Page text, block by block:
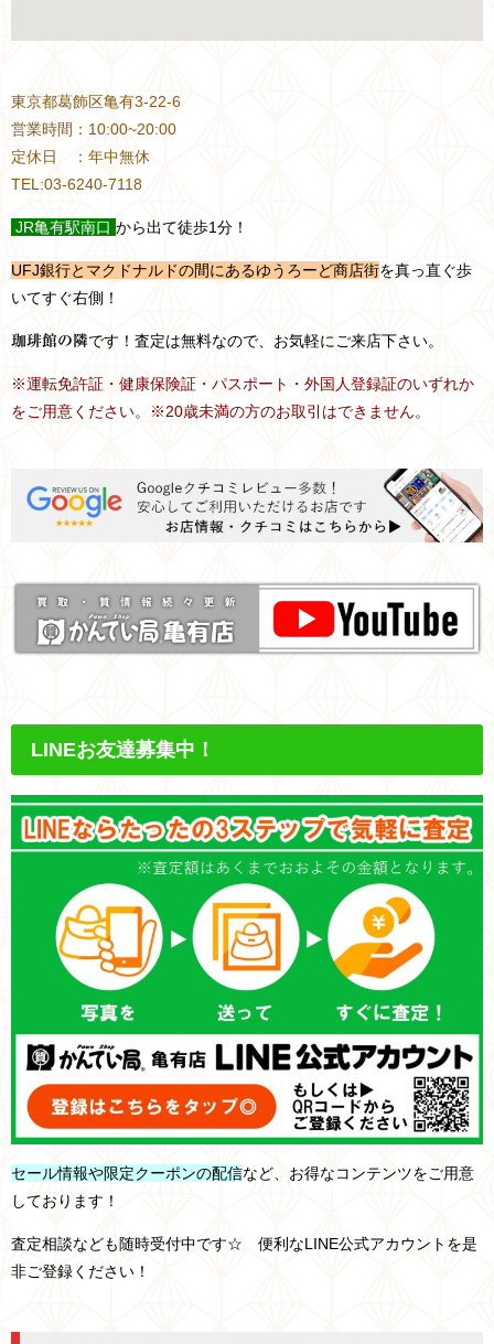
東京都葛飾区亀有3-22-6
営業時間：10:00~20:00
定休日 ：年中無休
TEL:03-6240-7118
JR亀有駅南口 から出て徒歩1分！
UFJ銀行とマクドナルドの間にあるゆうろーど商店街を真っ直ぐ歩
いてすぐ右側！
珈琲館の隣です！査定は無料なので、お気軽にご来店下さい。
※運転免許証・健康保険証・パスポート・外国人登録証のいずれか
をご用意ください。※20歳未満の方のお取引はできません。
LINEお友達募集中！
セール情報や限定クーポンの配信など、お得なコンテンツをご用意
しております！
査定相談なども随時受付中です☆ 便利なLINE公式アカウントを是
非ご登録ください！